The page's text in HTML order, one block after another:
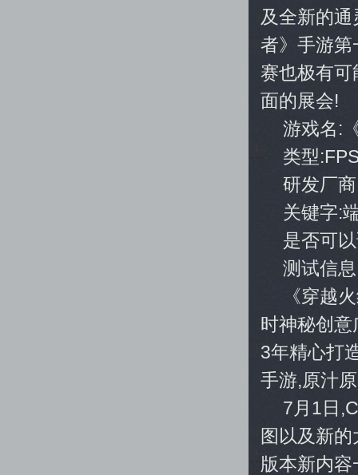
及全新的
者》手游
赛也极有
面的展会!
游戏名:
类型
研发厂
关键字:
是否可
测试信
《穿越
时神秘创
3年精心打
手游,原汁
7月1日
图以及新
版本新内